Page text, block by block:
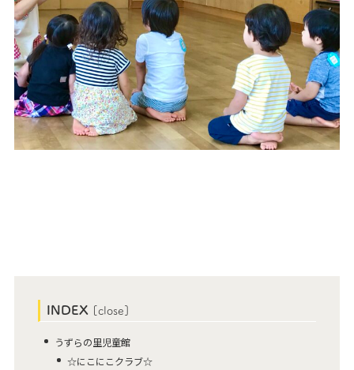
INDEX [ close ]
うずらの里児童館
☆にこにこクラブ☆